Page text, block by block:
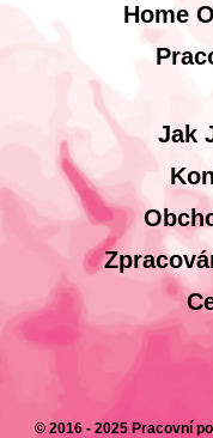
Home
Jak
© 2016 - 2025 Pracovní